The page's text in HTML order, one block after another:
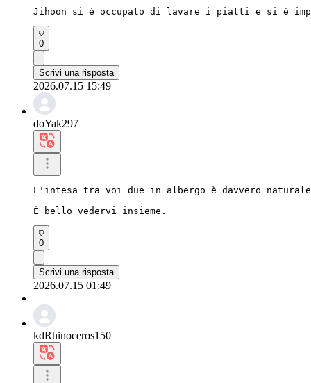
Jihoon si è occupato di lavare i piatti e si è
0
Scrivi una risposta
2026.07.15 15:49
doYak297
L'intesa tra voi due in albergo è davvero
È bello vedervi insieme.
0
Scrivi una risposta
2026.07.15 01:49
kdRhinoceros150